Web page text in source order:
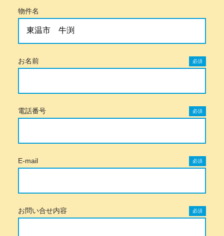
物件名
お名前 必須
電話番号 必須
E-mail 必須
お問い合せ内容 必須